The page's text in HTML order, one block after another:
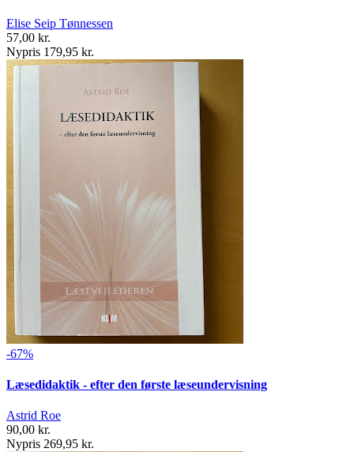
Elise Seip Tønnessen
57,00 kr.
Nypris 179,95 kr.
-67%
Læsedidaktik - efter den første læseundervisning
Astrid Roe
90,00 kr.
Nypris 269,95 kr.